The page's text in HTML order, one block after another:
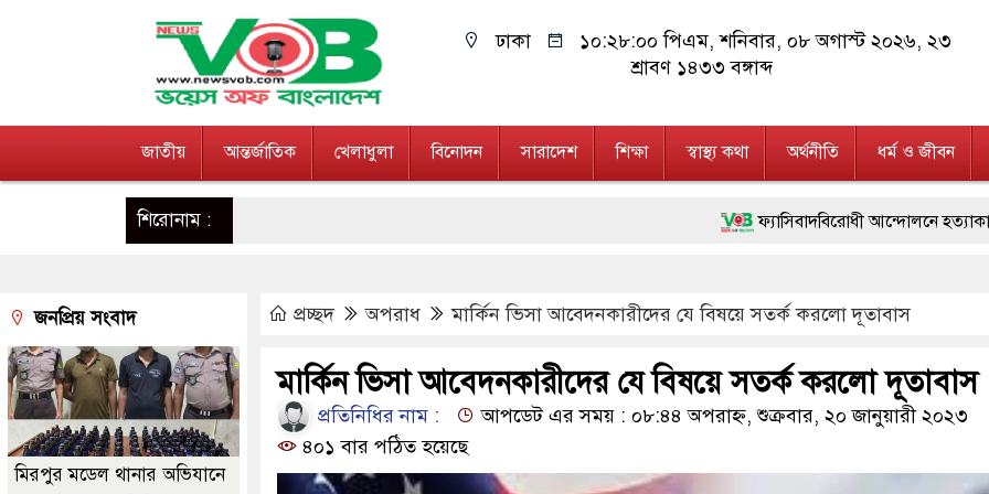
ঢাকা ১০:২৮:০১ পিএম, শনিবার, ০৮ অগাস্ট ২০২৬, ২৩
শ্রাবণ ১৪৩৩ বঙ্গাব্দ
জাতীয় আন্তর্জাতিক খেলাধুলা বিনোদন সারাদেশ শিক্ষা স্বাস্থ্য কথা অর্থনীতি ধর্ম ও জীবন
শিরোনাম : ফ্যাসিবাদবিরোধী আন্দোলনে হত্যাকাণ্ডের বিচার
জনগণ পরিবর্তন চেয়েছে বলেই জুলাই আন্দোলন
২৮ লাখ টাকার জাল নোটসহ দুইজনকে গ্রেফতার
নেতৃত্ব ও গণতন্ত্রের মূর্তমান প্রতীক বেগম খালেদা
অবৈধ বিদেশি পিস্তল, ম্যাগাজিন ও গুলিসহ
প্রচ্ছদ অপরাধ মার্কিন ভিসা আবেদনকারীদের যে বিষয়ে সতর্ক করলো দূতাবাস
মার্কিন ভিসা আবেদনকারীদের যে বিষয়ে সতর্ক করলো দূতাবাস
প্রতিনিধির নাম :
আপডেট এর সময় : ০৮:৪৪ অপরাহ্ন, শুক্রবার, ২০ জানুয়ারী ২০২৩
৪০১ বার পঠিত হয়েছে
জনপ্রিয় সংবাদ
মিরপুর মডেল থানার অভিযানে